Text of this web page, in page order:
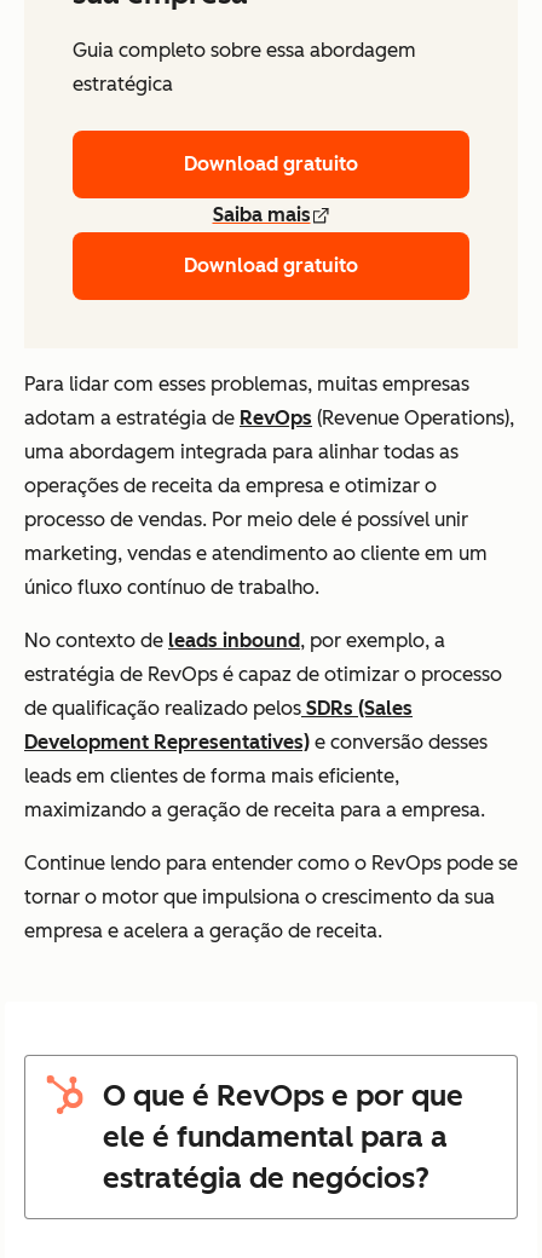
Guia completo sobre essa abordagem
estratégica
Download gratuito
Saiba mais
Download gratuito
Para lidar com esses problemas, muitas empresas
adotam a estratégia de RevOps (Revenue Operations),
uma abordagem integrada para alinhar todas as
operações de receita da empresa e otimizar o
processo de vendas. Por meio dele é possível unir
marketing, vendas e atendimento ao cliente em um
único fluxo contínuo de trabalho.
No contexto de leads inbound, por exemplo, a
estratégia de RevOps é capaz de otimizar o processo
de qualificação realizado pelos SDRs (Sales
Development Representatives) e conversão desses
leads em clientes de forma mais eficiente,
maximizando a geração de receita para a empresa.
Continue lendo para entender como o RevOps pode se
tornar o motor que impulsiona o crescimento da sua
empresa e acelera a geração de receita.
O que é RevOps e por que
ele é fundamental para a
estratégia de negócios?